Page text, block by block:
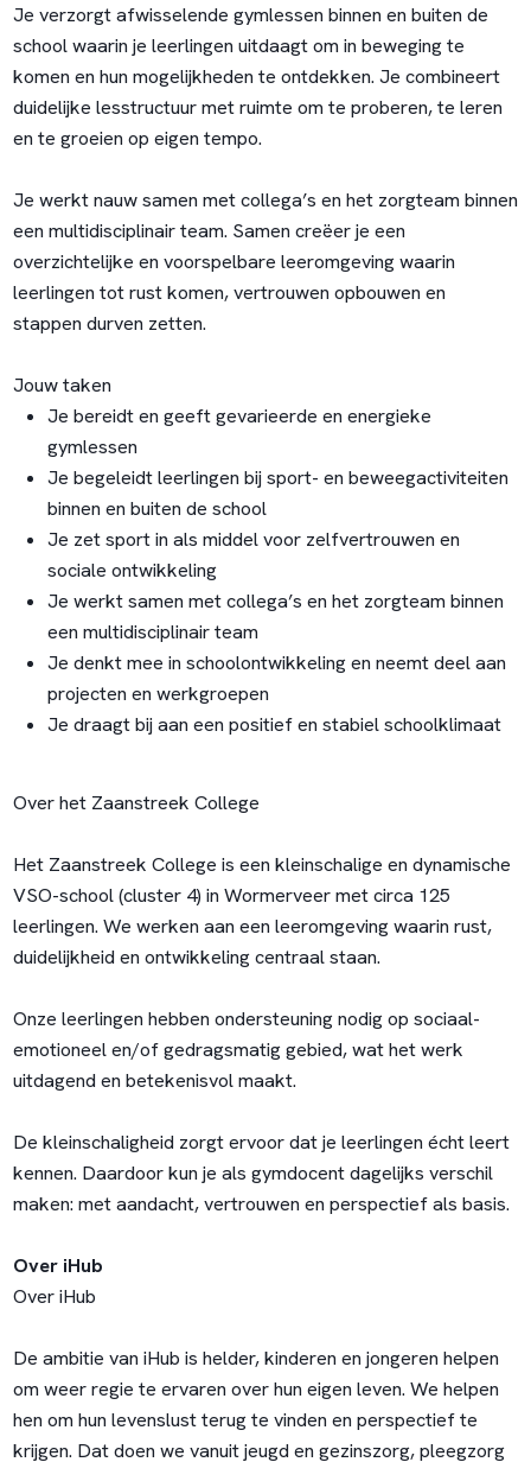
Je verzorgt afwisselende gymlessen binnen en buiten de
school waarin je leerlingen uitdaagt om in beweging te
komen en hun mogelijkheden te ontdekken. Je combineert
duidelijke lesstructuur met ruimte om te proberen, te leren
en te groeien op eigen tempo.
Je werkt nauw samen met collega’s en het zorgteam binnen
een multidisciplinair team. Samen creëer je een
overzichtelijke en voorspelbare leeromgeving waarin
leerlingen tot rust komen, vertrouwen opbouwen en
stappen durven zetten.
Jouw taken
Je bereidt en geeft gevarieerde en energieke
gymlessen
Je begeleidt leerlingen bij sport- en beweegactiviteiten
binnen en buiten de school
Je zet sport in als middel voor zelfvertrouwen en
sociale ontwikkeling
Je werkt samen met collega’s en het zorgteam binnen
een multidisciplinair team
Je denkt mee in schoolontwikkeling en neemt deel aan
projecten en werkgroepen
Je draagt bij aan een positief en stabiel schoolklimaat
Over het Zaanstreek College
Het Zaanstreek College is een kleinschalige en dynamische
VSO-school (cluster 4) in Wormerveer met circa 125
leerlingen. We werken aan een leeromgeving waarin rust,
duidelijkheid en ontwikkeling centraal staan.
Onze leerlingen hebben ondersteuning nodig op sociaal-
emotioneel en/of gedragsmatig gebied, wat het werk
uitdagend en betekenisvol maakt.
De kleinschaligheid zorgt ervoor dat je leerlingen écht leert
kennen. Daardoor kun je als gymdocent dagelijks verschil
maken: met aandacht, vertrouwen en perspectief als basis.
Over iHub
Over iHub
De ambitie van iHub is helder, kinderen en jongeren helpen
om weer regie te ervaren over hun eigen leven. We helpen
hen om hun levenslust terug te vinden en perspectief te
krijgen. Dat doen we vanuit jeugd en gezinszorg, pleegzorg